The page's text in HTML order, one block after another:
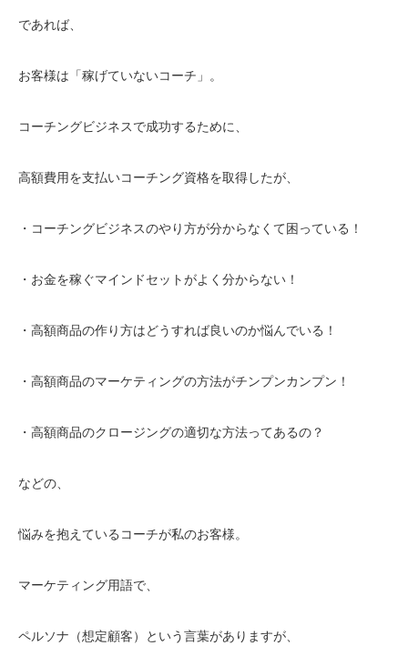
であれば、
お客様は「稼げていないコーチ」。
コーチングビジネスで成功するために、
高額費用を支払いコーチング資格を取得したが、
・コーチングビジネスのやり方が分からなくて困っている！
・お金を稼ぐマインドセットがよく分からない！
・高額商品の作り方はどうすれば良いのか悩んでいる！
・高額商品のマーケティングの方法がチンプンカンプン！
・高額商品のクロージングの適切な方法ってあるの？
などの、
悩みを抱えているコーチが私のお客様。
マーケティング用語で、
ペルソナ（想定顧客）という言葉がありますが、